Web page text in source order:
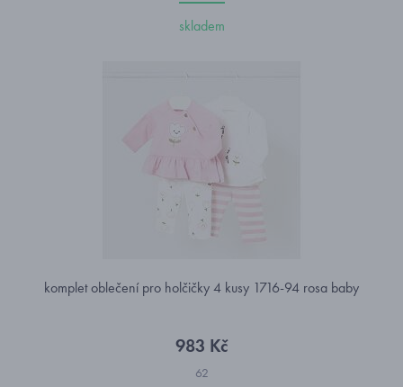
skladem
komplet oblečení pro holčičky 4 kusy 1716-94 rosa baby
983 Kč
62